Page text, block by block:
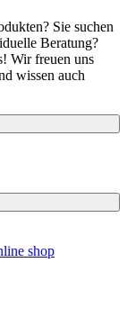
Sie suchen
Beratung?
Wir freuen uns
wissen auch
shop